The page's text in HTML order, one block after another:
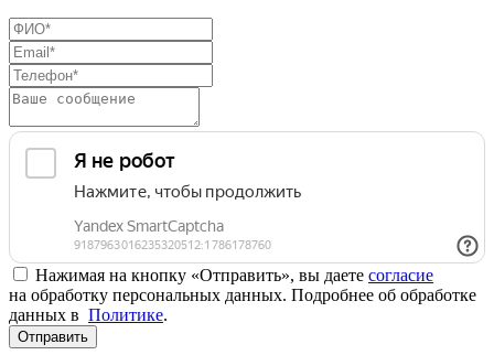
Нажимая на кнопку «Отправить», вы даете согласие
на обработку персональных данных. Подробнее об обработке
данных в Политике.
Отправить